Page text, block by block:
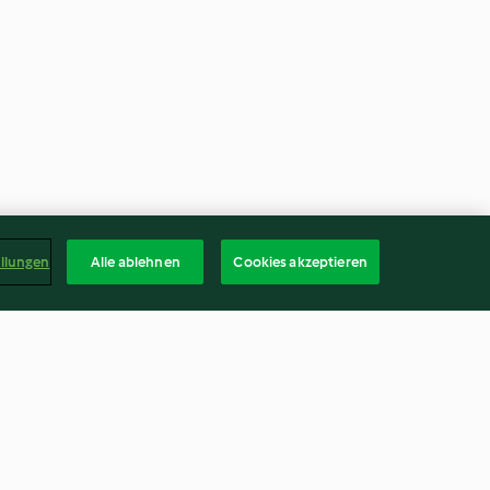
Alle ablehnen Cookies akzeptieren